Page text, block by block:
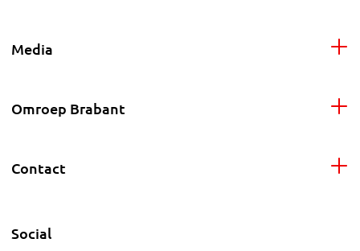
Media
Omroep Brabant
Contact
Social